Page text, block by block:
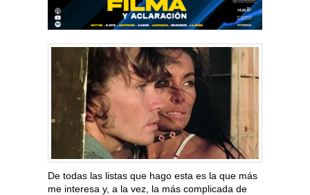
De todas las listas que hago esta es la que más
me interesa y, a la vez, la más complicada de